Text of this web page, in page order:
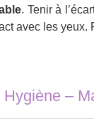
. Tenir à
avec les yeux.
Hygiène –